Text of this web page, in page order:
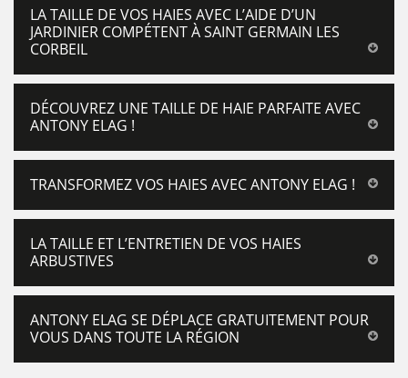
LA TAILLE DE VOS HAIES AVEC L’AIDE D’UN
JARDINIER COMPÉTENT À SAINT GERMAIN LES
CORBEIL
DÉCOUVREZ UNE TAILLE DE HAIE PARFAITE AVEC
ANTONY ELAG !
TRANSFORMEZ VOS HAIES AVEC ANTONY ELAG !
LA TAILLE ET L’ENTRETIEN DE VOS HAIES
ARBUSTIVES
ANTONY ELAG SE DÉPLACE GRATUITEMENT POUR
VOUS DANS TOUTE LA RÉGION